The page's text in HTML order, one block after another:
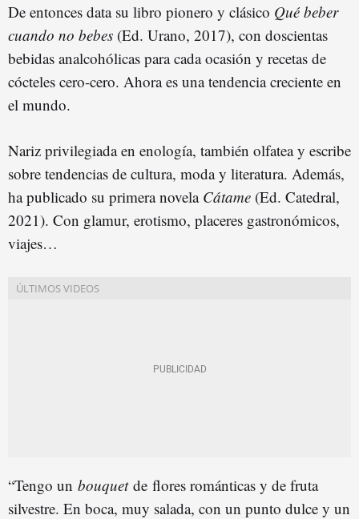
De entonces data su libro pionero y clásico Qué beber
cuando no bebes (Ed. Urano, 2017), con doscientas
bebidas analcohólicas para cada ocasión y recetas de
cócteles cero-cero. Ahora es una tendencia creciente en
el mundo.
Nariz privilegiada en enología, también olfatea y escribe
sobre tendencias de cultura, moda y literatura. Además,
ha publicado su primera novela Cátame (Ed. Catedral,
2021). Con glamur, erotismo, placeres gastronómicos,
viajes…
“Tengo un bouquetde flores románticas y de fruta
silvestre. En boca, muy salada, con un punto dulce y un